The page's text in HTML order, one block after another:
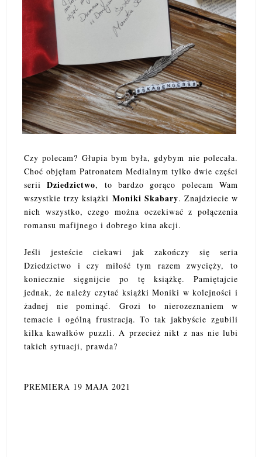
Czy polecam? Głupia bym była, gdybym nie polecała.
Choć objęłam Patronatem Medialnym tylko dwie części
seriiDziedzictwo, to bardzo gorąco polecam Wam
wszystkie trzy książki Moniki Skabary. Znajdziecie w
nich wszystko, czego można oczekiwać z połączenia
romansu mafijnego i dobrego kina akcji.
Jeśli jesteście ciekawi jak zakończy się seria
Dziedzictwo i czy miłość tym razem zwycięży, to
koniecznie sięgnijcie po tę książkę. Pamiętajcie
jednak, że należy czytać książki Moniki w kolejności i
żadnej nie pominąć. Grozi to nierozeznaniem w
temacie i ogólną frustracją. To tak jakbyście zgubili
kilka kawałków puzzli. A przecież nikt z nas nie lubi
takich sytuacji, prawda?
PREMIERA 19 MAJA 2021